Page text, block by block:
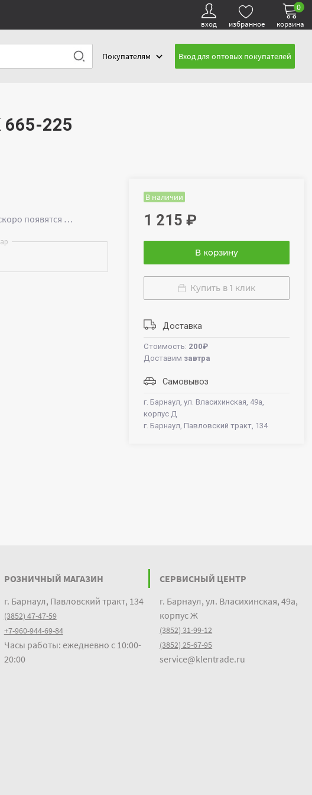
вход избранное корзина
0
Покупателям Вход для оптовых покупателей
225
появятся …
В наличии
1 215 ₽
В корзину
Купить в 1 клик
Доставка
Стоимость: 200₽
Доставим завтра
Самовывоз
г. Барнаул, ул. Власихинская, 49а,
корпус Д
г. Барнаул, Павловский тракт, 134
РОЗНИЧНЫЙ МАГАЗИН
г. Барнаул, Павловский тракт, 134
(3852) 47-47-59
+7-960-944-69-84
Часы работы: ежедневно с 10:00-
20:00
СЕРВИСНЫЙ ЦЕНТР
г. Барнаул, ул. Власихинская, 49а,
корпус Ж
(3852) 31-99-12
(3852) 25-67-95
service@klentrade.ru